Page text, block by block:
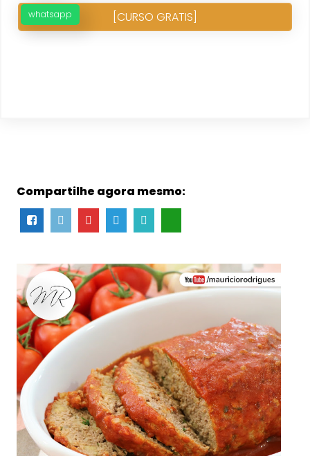
[CURSO GRATIS]
Compartilhe agora mesmo:
whatsapp